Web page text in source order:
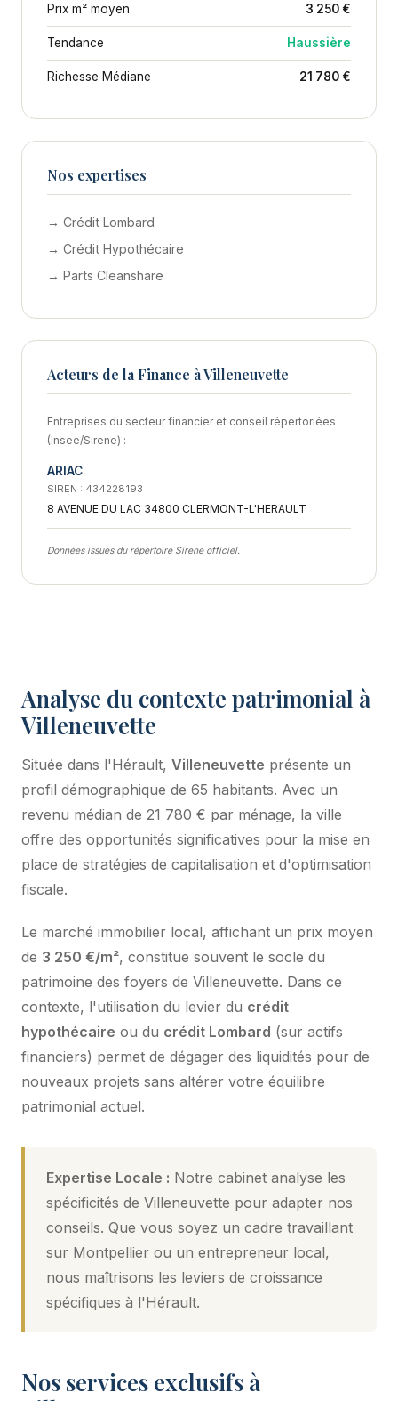
Analyse du contexte patrimonial à
Villeneuvette
Située dans l'Hérault, Villeneuvette présente un
profil démographique de 65 habitants. Avec un
revenu médian de 21 780 € par ménage, la ville
offre des opportunités significatives pour la mise en
place de stratégies de capitalisation et d'optimisation
fiscale.
Le marché immobilier local, affichant un prix moyen
de 3 250 €/m², constitue souvent le socle du
patrimoine des foyers de Villeneuvette. Dans ce
contexte, l'utilisation du levier du crédit
hypothécaire ou du crédit Lombard (sur actifs
financiers) permet de dégager des liquidités pour de
nouveaux projets sans altérer votre équilibre
patrimonial actuel.
Expertise Locale : Notre cabinet analyse les
spécificités de Villeneuvette pour adapter nos
conseils. Que vous soyez un cadre travaillant
sur Montpellier ou un entrepreneur local,
nous maîtrisons les leviers de croissance
spécifiques à l'Hérault.
Nos services exclusifs à
Prix m² moyen 3 250 €
Tendance Haussière
Richesse Médiane 21 780 €
Nos expertises
→ Crédit Lombard
→ Crédit Hypothécaire
→ Parts Cleanshare
Acteurs de la Finance à Villeneuvette
Entreprises du secteur financier et conseil répertoriées
(Insee/Sirene) :
ARIAC
SIREN : 434228193
8 AVENUE DU LAC 34800 CLERMONT-L'HERAULT
Données issues du répertoire Sirene officiel.